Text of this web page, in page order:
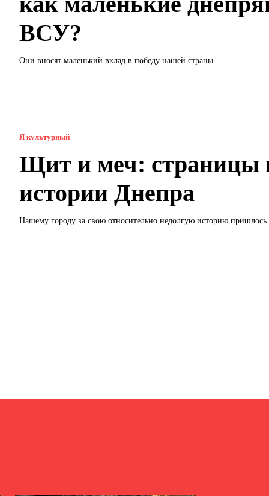
ВСУ?
Они вносят маленький вклад в победу нашей страны -...
Я культурный
Щит и меч: страницы
истории Днепра
Нашему городу за свою относительно недолгую историю пришлось